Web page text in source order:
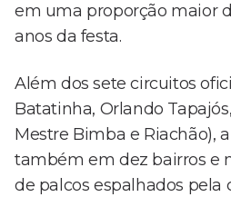
em uma proporção maior
anos da festa.
Além dos sete circuitos
Batatinha, Orlando
Mestre Bimba e Riachão),
também em dez bairros e
de palcos espalhados pela